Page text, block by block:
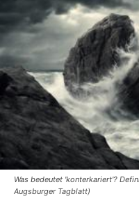
Was bedeutet 'konterkariert'?
Augsburger Tagblatt)